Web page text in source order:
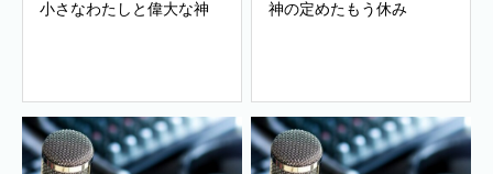
小さなわたしと偉大な神 神の定めたもう休み